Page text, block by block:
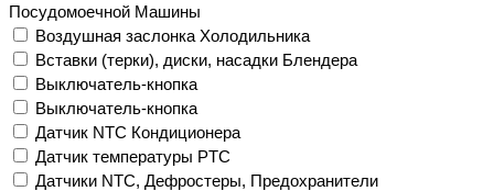
Посудомоечной Машины
Воздушная заслонка Холодильника
Вставки (терки), диски, насадки Блендера
Выключатель-кнопка
Выключатель-кнопка
Датчик NTC Кондиционера
Датчик температуры PTC
Датчики NTC, Дефростеры, Предохранители